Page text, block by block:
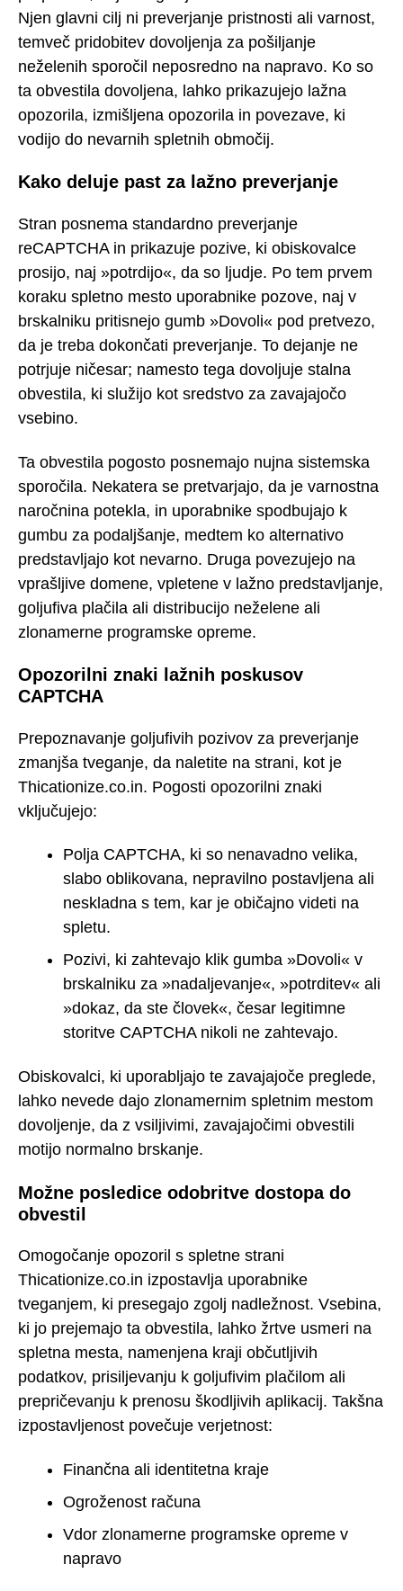
Njen glavni cilj ni preverjanje pristnosti ali varnost,
temveč pridobitev dovoljenja za pošiljanje
neželenih sporočil neposredno na napravo. Ko so
ta obvestila dovoljena, lahko prikazujejo lažna
opozorila, izmišljena opozorila in povezave, ki
vodijo do nevarnih spletnih območij.
Kako deluje past za lažno preverjanje
Stran posnema standardno preverjanje
reCAPTCHA in prikazuje pozive, ki obiskovalce
prosijo, naj »potrdijo«, da so ljudje. Po tem prvem
koraku spletno mesto uporabnike pozove, naj v
brskalniku pritisnejo gumb »Dovoli« pod pretvezo,
da je treba dokončati preverjanje. To dejanje ne
potrjuje ničesar; namesto tega dovoljuje stalna
obvestila, ki služijo kot sredstvo za zavajajočo
vsebino.
Ta obvestila pogosto posnemajo nujna sistemska
sporočila. Nekatera se pretvarjajo, da je varnostna
naročnina potekla, in uporabnike spodbujajo k
gumbu za podaljšanje, medtem ko alternativo
predstavljajo kot nevarno. Druga povezujejo na
vprašljive domene, vpletene v lažno predstavljanje,
goljufiva plačila ali distribucijo neželene ali
zlonamerne programske opreme.
Opozorilni znaki lažnih poskusov
CAPTCHA
Prepoznavanje goljufivih pozivov za preverjanje
zmanjša tveganje, da naletite na strani, kot je
Thicationize.co.in. Pogosti opozorilni znaki
vključujejo:
Polja CAPTCHA, ki so nenavadno velika,
slabo oblikovana, nepravilno postavljena ali
neskladna s tem, kar je običajno videti na
spletu.
Pozivi, ki zahtevajo klik gumba »Dovoli« v
brskalniku za »nadaljevanje«, »potrditev« ali
»dokaz, da ste človek«, česar legitimne
storitve CAPTCHA nikoli ne zahtevajo.
Obiskovalci, ki uporabljajo te zavajajoče preglede,
lahko nevede dajo zlonamernim spletnim mestom
dovoljenje, da z vsiljivimi, zavajajočimi obvestili
motijo normalno brskanje.
Možne posledice odobritve dostopa do
obvestil
Omogočanje opozoril s spletne strani
Thicationize.co.in izpostavlja uporabnike
tveganjem, ki presegajo zgolj nadležnost. Vsebina,
ki jo prejemajo ta obvestila, lahko žrtve usmeri na
spletna mesta, namenjena kraji občutljivih
podatkov, prisiljevanju k goljufivim plačilom ali
prepričevanju k prenosu škodljivih aplikacij. Takšna
izpostavljenost povečuje verjetnost:
Finančna ali identitetna kraje
Ogroženost računa
Vdor zlonamerne programske opreme v
napravo